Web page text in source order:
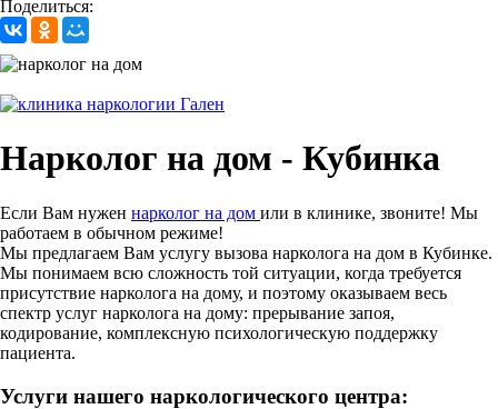
Поделиться:
Нарколог на дом - Кубинка
Если Вам нужен нарколог на дом или в клинике, звоните! Мы
работаем в обычном режиме!
Мы предлагаем Вам услугу вызова нарколога на дом в Кубинке.
Мы понимаем всю сложность той ситуации, когда требуется
присутствие нарколога на дому, и поэтому оказываем весь
спектр услуг нарколога на дому: прерывание запоя,
кодирование, комплексную психологическую поддержку
пациента.
Услуги нашего наркологического центра: